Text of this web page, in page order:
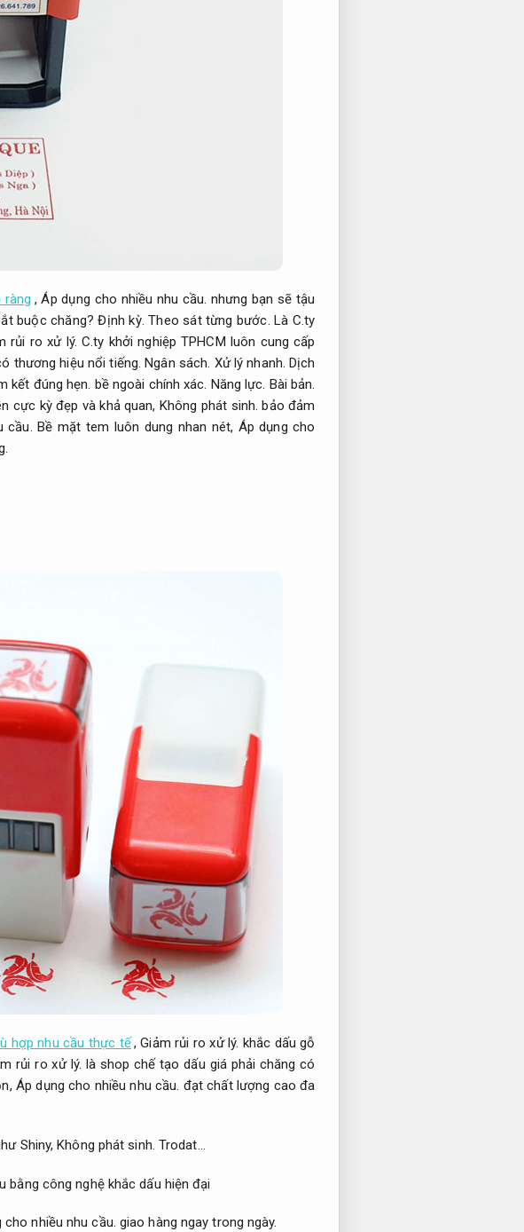
ràng ,Áp dụng cho nhiều nhu cầu. nhưng bạn sẽ tậu
buộc chăng?Định kỳ. Theo sát từng bước. Là C.ty
rủi ro xử lý. C.ty khởi nghiệp TPHCM luôn cung cấp
thương hiệu nổi tiếng.Ngân sách. Xử lý nhanh. Dịch
kết đúng hẹn. bề ngoài chính xác. Năng lực. Bài bản.
cực kỳ đẹp và khả quan, Không phát sinh. bảo đảm
cầu. Bề mặt tem luôn dung nhan nét, Áp dụng cho
hợp nhu cầu thực tế,Giảm rủi ro xử lý. khắc dấu gỗ
rủi ro xử lý. là shop chế tạo dấu giá phải chăng có
Áp dụng cho nhiều nhu cầu. đạt chất lượng cao đa
Shiny,Không phát sinh. Trodat…
bằng công nghệ khắc dấu hiện đại
cho nhiều nhu cầu. giao hàng ngay trong ngày.